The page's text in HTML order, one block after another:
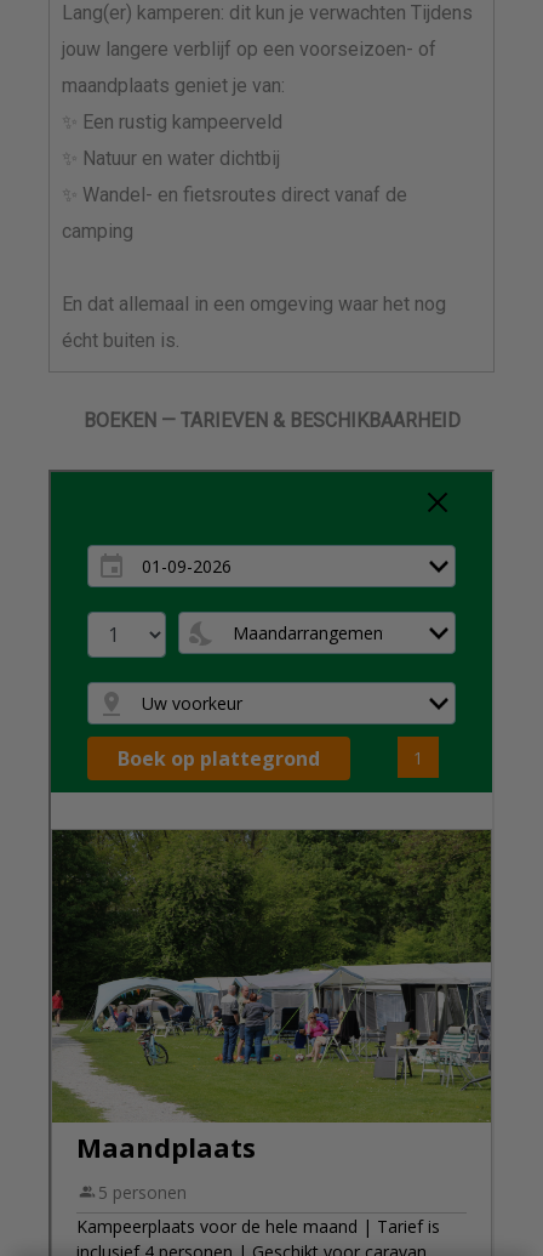
Lang(er) kamperen: dit kun je verwachten Tijdens
jouw langere verblijf op een voorseizoen- of
maandplaats geniet je van:
✨ Een rustig kampeerveld
✨ Natuur en water dichtbij
✨ Wandel- en fietsroutes direct vanaf de
camping
En dat allemaal in een omgeving waar het nog
écht buiten is.
BOEKEN — TARIEVEN & BESCHIKBAARHEID